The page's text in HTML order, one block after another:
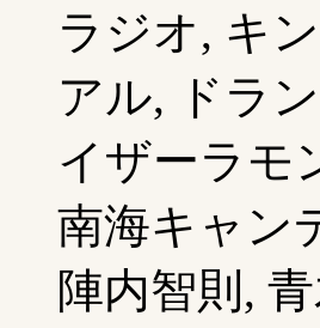
ラジオ, キ
アル, ドラ
イザーラモ
南海キャン
陣内智則,